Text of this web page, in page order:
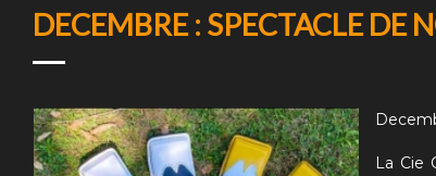
DECEMBRE : SPECTACLE DE
La Cie